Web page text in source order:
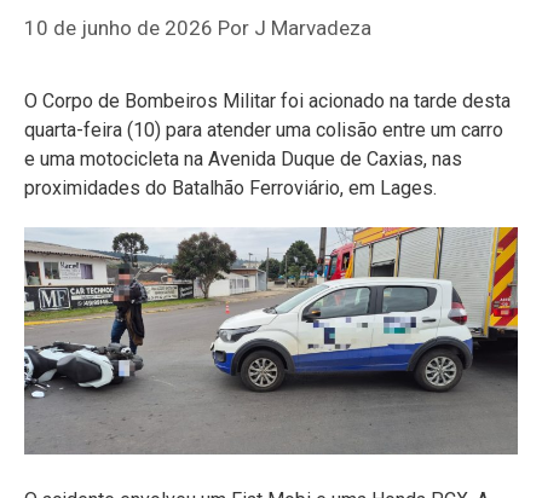
10 de junho de 2026 Por J Marvadeza
O Corpo de Bombeiros Militar foi acionado na tarde desta
quarta-feira (10) para atender uma colisão entre um carro
e uma motocicleta na Avenida Duque de Caxias, nas
proximidades do Batalhão Ferroviário, em Lages.